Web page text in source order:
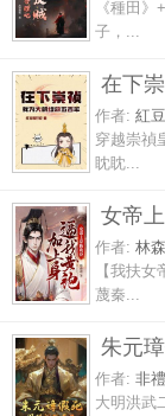
《種田
子，...
在下
作者: 紅
穿越崇禎
眈眈...
女帝
作者: 林
【我扶
蔑秦...
朱元
作者: 非
大明洪武